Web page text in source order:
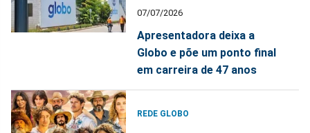
07/07/2026
Apresentadora deixa a
Globo e põe um ponto final
em carreira de 47 anos
REDE GLOBO